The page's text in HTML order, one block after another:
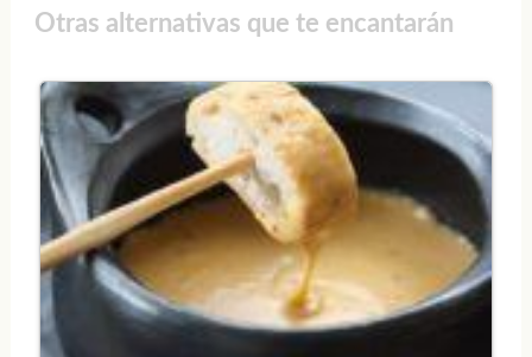
Otras alternativas que te encantarán